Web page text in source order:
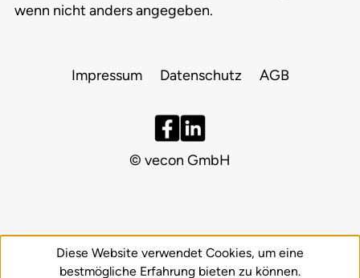
wenn nicht anders angegeben.
Impressum Datenschutz AGB
© vecon GmbH
Diese Website verwendet Cookies, um eine
bestmögliche Erfahrung bieten zu können.